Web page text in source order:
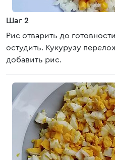
Шаг 2
Рис отварить до
остудить. Кукурузу
добавить рис.